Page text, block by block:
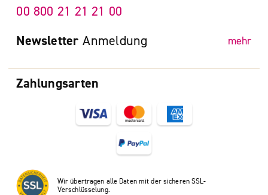
Zahlungsarten
Wir übertragen alle Daten mit der sicheren SSL-
Verschlüsselung.
00 800 21 21 21 00
Newsletter Anmeldung mehr